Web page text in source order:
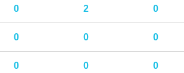
0 2 0
0 0 0
0 0 0